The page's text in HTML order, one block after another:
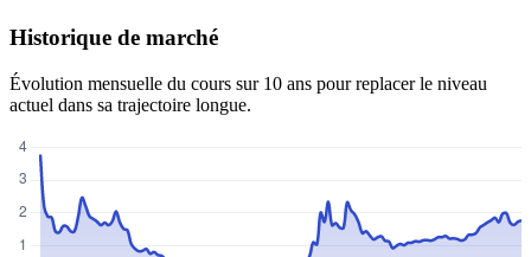
Historique de marché
Évolution mensuelle du cours sur 10 ans pour replacer le niveau
actuel dans sa trajectoire longue.